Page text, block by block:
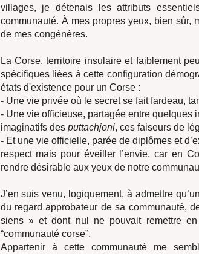
villages, je détenais les attributs
communauté. À mes propres yeux, bien sûr,
de mes congénères.
La Corse, territoire insulaire et faiblement
spécifiques liées à cette configuration
états d'existence pour un Corse :
- Une vie privée où le secret se fait fardeau,
- Une vie officieuse, partagée entre quelques
imaginatifs des puttachjoni, ces faiseurs de
- Et une vie officielle, parée de diplômes et
respect mais pour éveiller l’envie, car en
rendre désirable aux yeux de notre
J’en suis venu, logiquement, à admettre
du regard approbateur de sa communauté,
siens » et dont nul ne pouvait remettre en
“communauté corse”.
Appartenir à cette communauté me